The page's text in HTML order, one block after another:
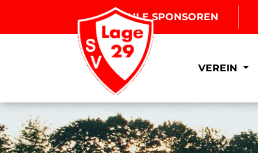
BOULE SPONSOREN
VEREIN